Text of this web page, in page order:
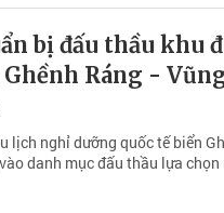
bị đấu thầu khu
Ráng -
lịch nghỉ dưỡng quốc tế biển
danh mục đấu thầu lựa